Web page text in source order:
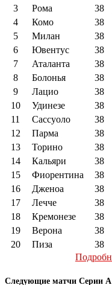
3
Рома 38
4
Комо 38
5
Милан 38
6
Ювентус 38
7
Аталанта 38
8
Болонья 38
9
Лацио 38
10
Удинезе 38
11
Сассуоло 38
12
Парма 38
13
Торино 38
14
Кальяри 38
15
Фиорентина 38
16
Дженоа 38
17
Лечче 38
18
Кремонезе 38
19
Верона 38
20
Пиза 38
Следующие матчи Серии